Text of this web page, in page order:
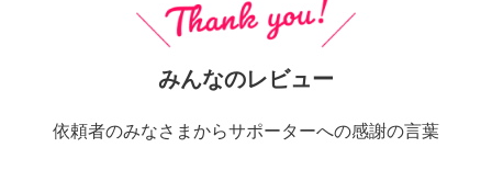
みんなのレビュー
依頼者のみなさまからサポーターへの感謝の言葉